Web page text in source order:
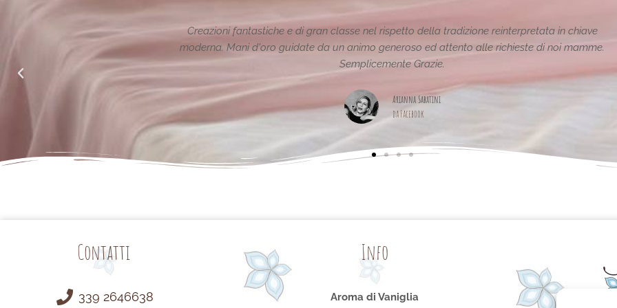
gran classe nel rispetto della tradizione reinterpretata in chiave
da un animo generoso ed attento alle richieste di noi mamme.
Semplicemente Grazie.
Le creazioni sono fantastiche e uniche..raffinate
pagina,piena di
Contatti
339 2646638
Info
Aroma di Vaniglia